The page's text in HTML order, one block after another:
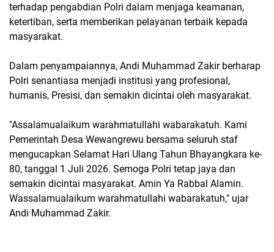
terhadap pengabdian Polri dalam menjaga keamanan,
ketertiban, serta memberikan pelayanan terbaik kepada
masyarakat.
Dalam penyampaiannya, Andi Muhammad Zakir berharap
Polri senantiasa menjadi institusi yang profesional,
humanis, Presisi, dan semakin dicintai oleh masyarakat.
"Assalamualaikum warahmatullahi wabarakatuh. Kami
Pemerintah Desa Wewangrewu bersama seluruh staf
mengucapkan Selamat Hari Ulang Tahun Bhayangkara ke-
80, tanggal 1 Juli 2026. Semoga Polri tetap jaya dan
semakin dicintai masyarakat. Amin Ya Rabbal Alamin.
Wassalamualaikum warahmatullahi wabarakatuh," ujar
Andi Muhammad Zakir.